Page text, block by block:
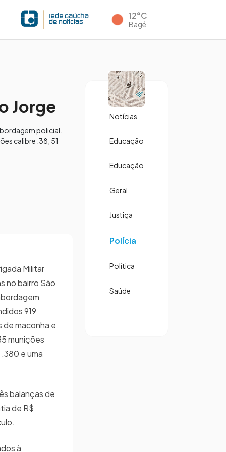
12°C
Bagé
Jorge
policial.
calibre .38, 51
Militar
no bairro São
919
de maconha e
munições
e uma
balanças de
de R$
à
Notícias
Educação
Educação
Geral
Justiça
Polícia
Política
Saúde